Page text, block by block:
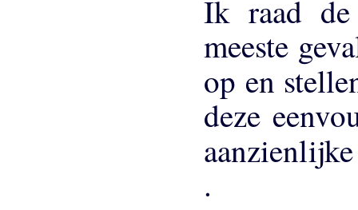
Ik raad
meeste
op en
deze
.